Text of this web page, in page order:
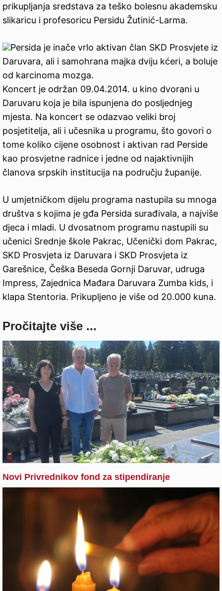
prikupljanja sredstava za teško bolesnu akademsku
slikaricu i profesoricu Persidu Žutinić-Larma.
Persida je inače vrlo aktivan član SKD Prosvjete iz
Daruvara, ali i samohrana majka dviju kćeri, a boluje
od karcinoma mozga.
Koncert je održan 09.04.2014. u kino dvorani u
Daruvaru koja je bila ispunjena do posljednjeg
mjesta. Na koncert se odazvao veliki broj
posjetitelja, ali i učesnika u programu, što govori o
tome koliko cijene osobnost i aktivan rad Perside
kao prosvjetne radnice i jedne od najaktivnijih
članova srpskih institucija na području županije.
U umjetničkom dijelu programa nastupila su mnoga
društva s kojima je gđa Persida surađivala, a najviše
djeca i mladi. U dvosatnom programu nastupili su
učenici Srednje škole Pakrac, Učenički dom Pakrac,
SKD Prosvjeta iz Daruvara i SKD Prosvjeta iz
Garešnice, Češka Beseda Gornji Daruvar, udruga
Impress, Zajednica Mađara Daruvara Zumba kids, i
klapa Stentoria. Prikupljeno je više od 20.000 kuna.
Pročitajte više ...
Novi Privrednikov fond za stipendiranje